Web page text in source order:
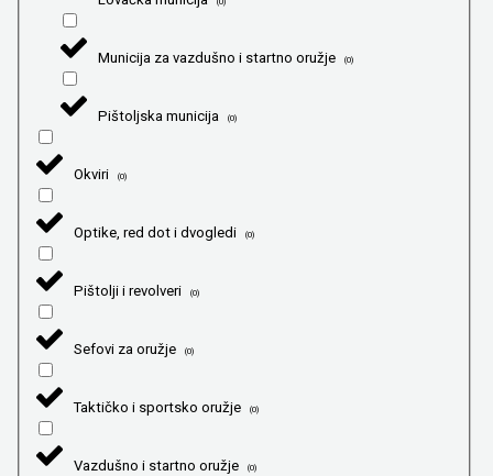
Municija za vazdušno i startno oružje (0)
Pištoljska municija (0)
Okviri (0)
Optike, red dot i dvogledi (0)
Pištolji i revolveri (0)
Sefovi za oružje (0)
Taktičko i sportsko oružje (0)
Vazdušno i startno oružje (0)